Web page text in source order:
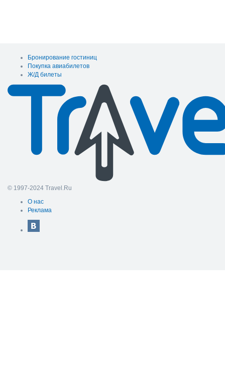
Бронирование гостиниц
Покупка авиабилетов
Ж/Д билеты
© 1997-2024 Travel.Ru
О нас
Реклама